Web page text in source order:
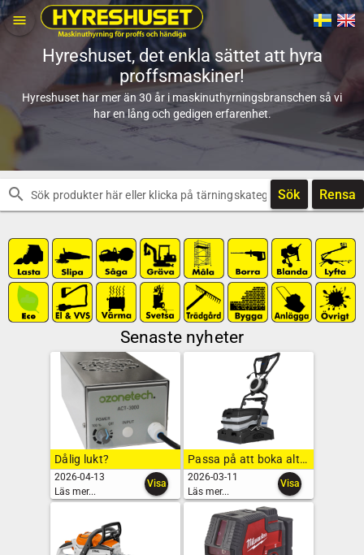
menu
Hyreshuset, det enkla sättet att hyra
proffsmaskiner!
Hyreshuset har mer än 30 år i maskinuthyrningsbranschen så vi
har en lång och gedigen erfarenhet.
search Sök Rensa
Senaste nyheter
Dålig lukt?
2026-04-13
Läs mer...
Visa
Passa på att boka altantvätt från Bona
2026-03-11
Läs mer...
Visa